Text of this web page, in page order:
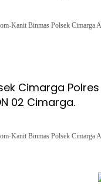
Kanit Binmas Polsek Cimarga
Cimarga
02 Cimarga.
Kanit Binmas Polsek Cimarga